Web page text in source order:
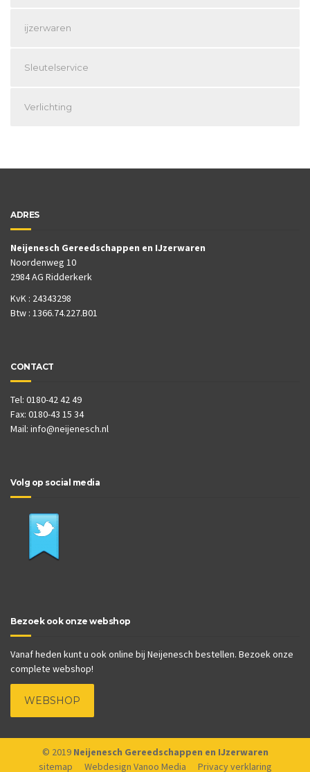
ijzerwaren
Sleutelservice
Verlichting
ADRES
Neijenesch Gereedschappen en IJzerwaren
Noordenweg 10
2984 AG Ridderkerk
KvK : 24343298
Btw : 1366.74.227.B01
CONTACT
Tel: 0180-42 42 49
Fax: 0180-43 15 34
Mail: info@neijenesch.nl
Volg op social media
Bezoek ook onze webshop
Vanaf heden kunt u ook online bij Neijenesch bestellen. Bezoek onze
complete webshop!
WEBSHOP
© 2019 Neijenesch Gereedschappen en IJzerwaren
sitemap
Webdesign Vanoo Media Privacy verklaring